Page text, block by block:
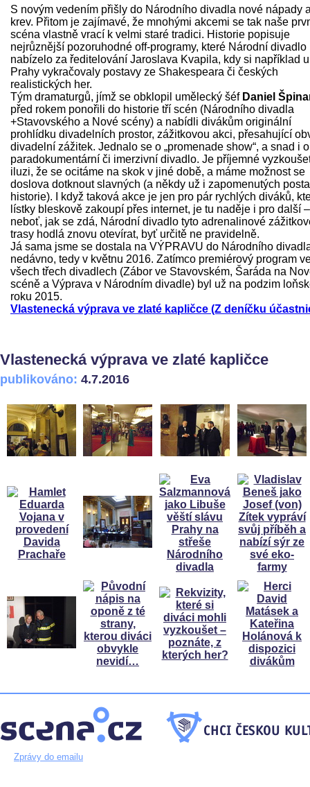
S novým vedením přišly do Národního divadla nové nápady
krev. Přitom je zajímavé, že mnohými akcemi se tak naše
scéna vlastně vrací k velmi staré tradici. Historie popisuje
nejrůznější pozoruhodné off-programy, které Národní divadlo
nabízelo za ředitelování Jaroslava Kvapila, kdy si například
Prahy vykračovaly postavy ze Shakespeara či českých
realistických her.
Tým dramaturgů, jímž se obklopil umělecký šéf Daniel
před rokem ponořili do historie tří scén (Národního divadla
+Stavovského a Nové scény) a nabídli divákům originální
prohlídku divadelních prostor, zážitkovou akci, přesahující
divadelní zážitek. Jednalo se o „promenade show“, a snad i o
paradokumentární či imerzivní divadlo. Je příjemné
iluzi, že se ocitáme na skok v jiné době, a máme možnost se
doslova dotknout slavných (a někdy už i zapomenutých
historie). I když taková akce je jen pro pár rychlých diváků,
lístky bleskově zakoupí přes internet, je tu naděje i pro další –
neboť, jak se zdá, Národní divadlo tyto adrenalinové
trasy hodlá znovu otevírat, byť určitě ne pravidelně.
Já sama jsme se dostala na VÝPRAVU do Národního
nedávno, tedy v květnu 2016. Zatímco premiérový program
všech třech divadlech (Zábor ve Stavovském, Šaráda na
scéně a Výprava v Národním divadle) byl už na podzim
roku 2015.
Vlastenecká výprava ve zlaté kapličce (Z deníčku
Vlastenecká výprava ve zlaté kapličce
publikováno: 4.7.2016
Zprávy do emailu